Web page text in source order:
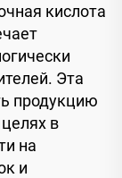
кислота
Эта
продукцию
в
на
и